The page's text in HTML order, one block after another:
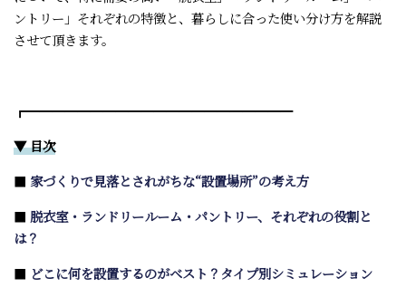
ントリー」それぞれの特徴と、暮らしに合った使い分け方を解説
させて頂きます。
┏━━━━━━━━━━━━━━━━━━━━━
▼ 目次
■ 家づくりで見落とされがちな“設置場所”の考え方
■ 脱衣室・ランドリールーム・パントリー、それぞれの役割と
は？
■ どこに何を設置するのがベスト？タイプ別シミュレーション